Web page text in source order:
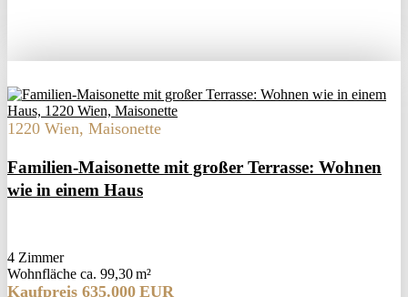
1220 Wien, Maisonette
Familien-Maisonette mit großer Terrasse: Wohnen
wie in einem Haus
4 Zimmer
Wohnfläche ca. 99,30 m²
Kaufpreis 635.000 EUR